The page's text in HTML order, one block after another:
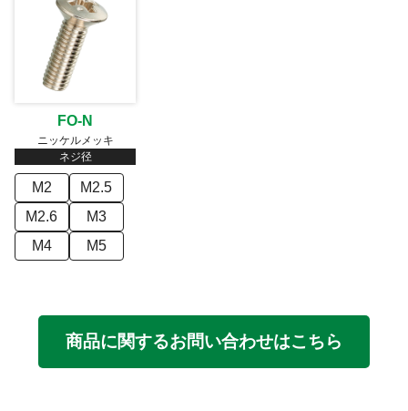
お問い合わせ窓口
会社情報
FO-N
ニッケルメッキ
ネジ径
M2
M2.5
M2.6
M3
M4
M5
商品に関するお問い合わせはこちら